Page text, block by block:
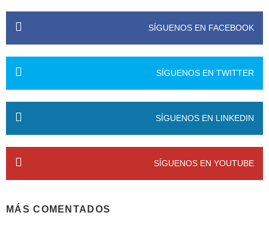
SÍGUENOS EN FACEBOOK
SÍGUENOS EN TWITTER
SÍGUENOS EN LINKEDIN
SÍGUENOS EN YOUTUBE
MÁS COMENTADOS